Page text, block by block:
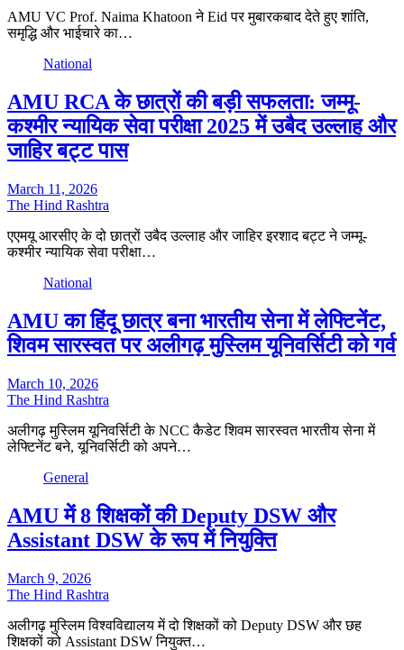
AMU VC Prof. Naima Khatoon ने Eid पर मुबारकबाद देते हुए शांति,
समृद्धि और भाईचारे का…
National
AMU RCA के छात्रों की बड़ी सफलता: जम्मू-
कश्मीर न्यायिक सेवा परीक्षा 2025 में उबैद उल्लाह और
जाहिर बट्ट पास
March 11, 2026
The Hind Rashtra
एएमयू आरसीए के दो छात्रों उबैद उल्लाह और जाहिर इरशाद बट्ट ने जम्मू-
कश्मीर न्यायिक सेवा परीक्षा…
National
AMU का हिंदू छात्र बना भारतीय सेना में लेफ्टिनेंट,
शिवम सारस्वत पर अलीगढ़ मुस्लिम यूनिवर्सिटी को गर्व
March 10, 2026
The Hind Rashtra
अलीगढ़ मुस्लिम यूनिवर्सिटी के NCC कैडेट शिवम सारस्वत भारतीय सेना में
लेफ्टिनेंट बने, यूनिवर्सिटी को अपने…
General
AMU में 8 शिक्षकों की Deputy DSW और
Assistant DSW के रूप में नियुक्ति
March 9, 2026
The Hind Rashtra
अलीगढ़ मुस्लिम विश्वविद्यालय में दो शिक्षकों को Deputy DSW और छह
शिक्षकों को Assistant DSW नियुक्त…